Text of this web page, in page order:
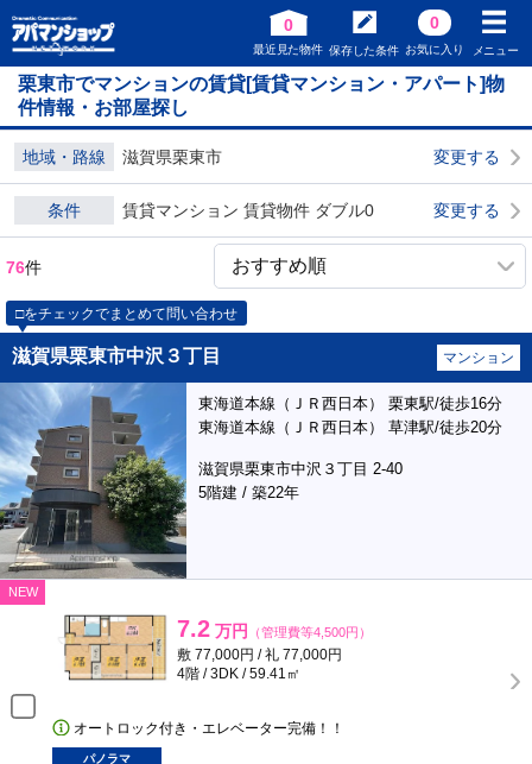
0
最近見た物件 保存した条件
0
お気に入り メニュー
栗東市でマンションの賃貸[賃貸マンション・アパート]物
件情報・お部屋探し
地域・路線 滋賀県栗東市 変更する
条件 賃貸マンション 賃貸物件 ダブル0 変更する
76件
□をチェックでまとめて問い合わせ
滋賀県栗東市中沢３丁目 マンション
東海道本線（ＪＲ西日本） 栗東駅/徒歩16分
東海道本線（ＪＲ西日本） 草津駅/徒歩20分
滋賀県栗東市中沢３丁目 2-40
5階建 / 築22年
NEW
7.2 万円 （管理費等4,500円）
敷 77,000円 / 礼 77,000円
4階 / 3DK / 59.41㎡
オートロック付き・エレベーター完備！！
パノラマ